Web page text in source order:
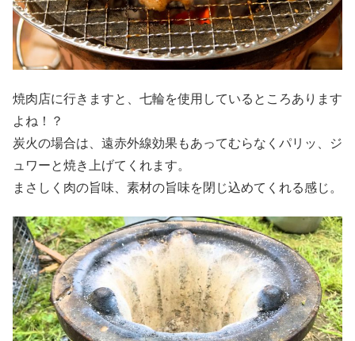
焼肉店に行きますと、七輪を使用しているところあります
よね！？
炭火の場合は、遠赤外線効果もあってむらなくパリッ、ジ
ュワーと焼き上げてくれます。
まさしく肉の旨味、素材の旨味を閉じ込めてくれる感じ。